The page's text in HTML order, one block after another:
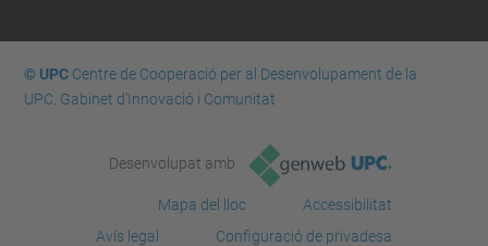
© UPCCentre de Cooperació per al Desenvolupament de la
UPC. Gabinet d'Innovació i Comunitat
Desenvolupat amb
Mapa del lloc
Accessibilitat
Avís legal
Configuració de privadesa